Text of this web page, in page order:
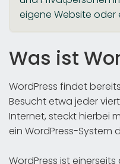
eigene Website oder
Was ist
WordPress findet
Besucht etwa jeder
Internet, steckt hierbei
ein WordPress-System
WordPress ist